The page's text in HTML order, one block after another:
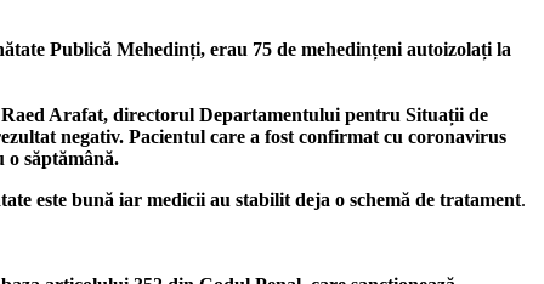
Publică Mehedinți, erau 75 de mehedințeni autoizolați la
Arafat, directorul Departamentului pentru Situații de
negativ. Pacientul care a fost confirmat cu coronavirus
o săptămână.
este bună iar medicii au stabilit deja o schemă de tratament.